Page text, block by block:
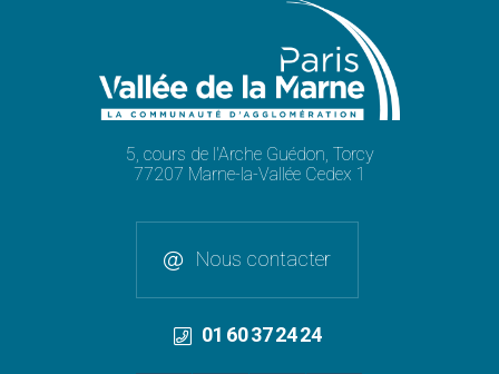
5, cours de l'Arche Guédon, Torcy
77207 Marne-la-Vallée Cedex 1
Nous contacter
01 60 37 24 24